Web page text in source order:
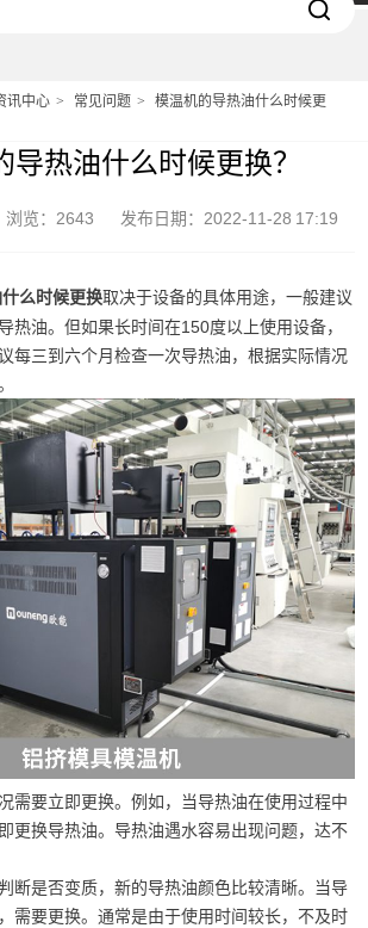
讯中心 常见问题
模温机的导热油什么时候更
导热油什么时候更换？
浏览：2643 发布日期：2022-11-28 17:19
么时候更换取决于设备的具体用途，一般建议
热油。但如果长时间在150度以上使用设备，
每三到六个月检查一次导热油，根据实际情况
需要立即更换。例如，当导热油在使用过程中
更换导热油。导热油遇水容易出现问题，达不
断是否变质，新的导热油颜色比较清晰。当导
需要更换。通常是由于使用时间较长，不及时